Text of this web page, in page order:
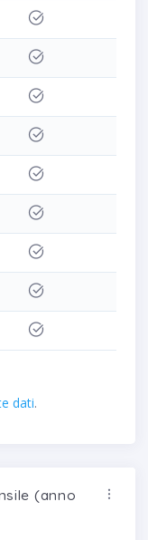
dati.
(anno